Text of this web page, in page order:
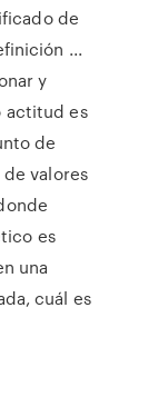
de
...
y
actitud es
de
valores
es
una
cuál es